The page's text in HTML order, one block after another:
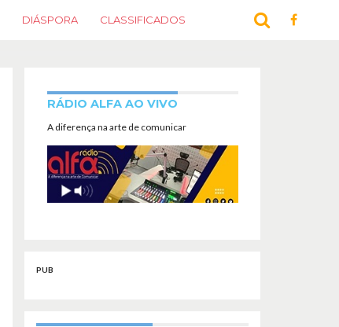
DIÁSPORA CLASSIFICADOS
RÁDIO ALFA AO VIVO
A diferença na arte de comunicar
PUB